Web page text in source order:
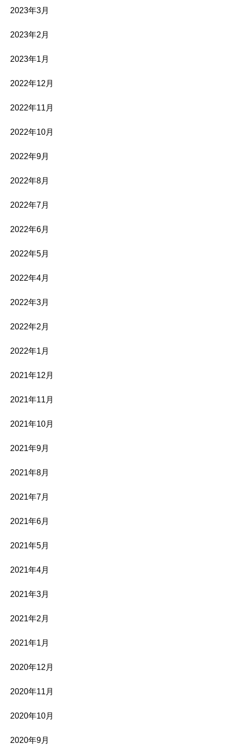
2023年3月
2023年2月
2023年1月
2022年12月
2022年11月
2022年10月
2022年9月
2022年8月
2022年7月
2022年6月
2022年5月
2022年4月
2022年3月
2022年2月
2022年1月
2021年12月
2021年11月
2021年10月
2021年9月
2021年8月
2021年7月
2021年6月
2021年5月
2021年4月
2021年3月
2021年2月
2021年1月
2020年12月
2020年11月
2020年10月
2020年9月